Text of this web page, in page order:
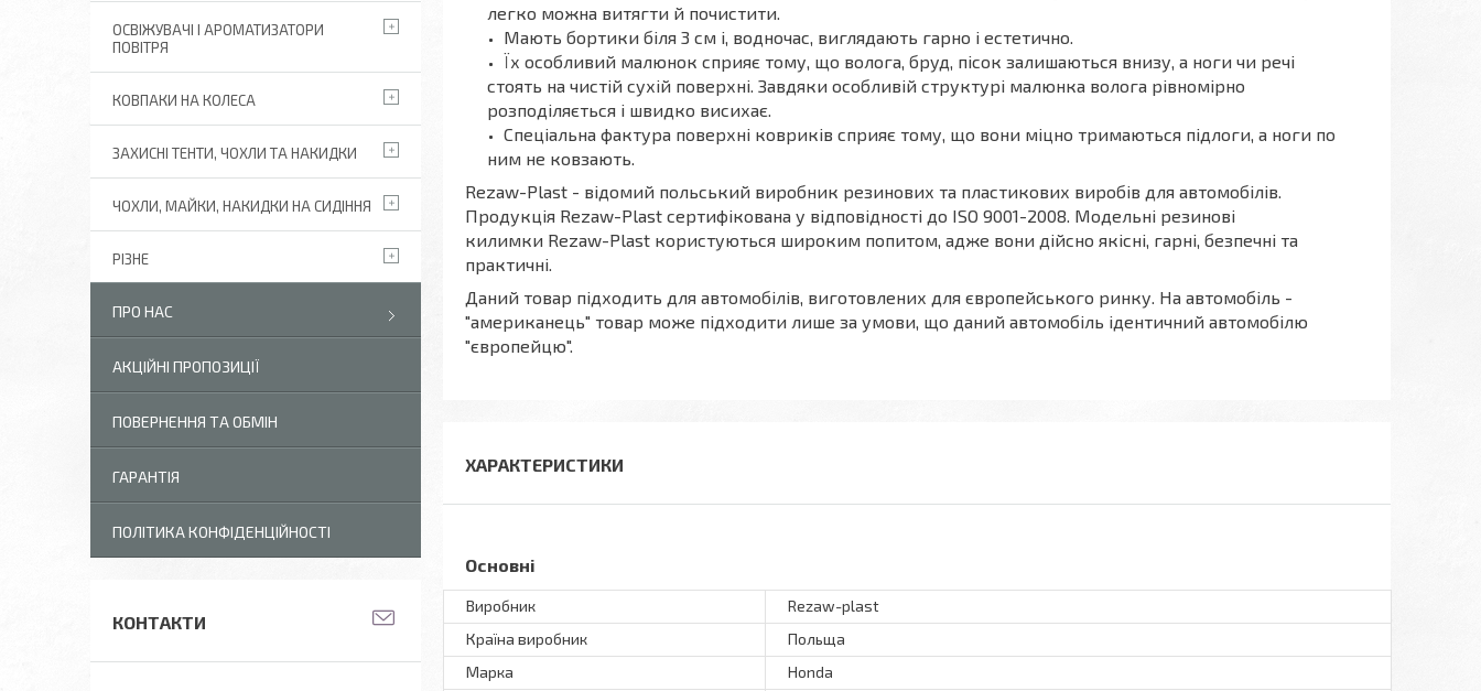
легко можна витягти й почистити.
Мають бортики біля 3 см і, водночас, виглядають гарно і естетично.
Їх особливий малюнок сприяє тому, що волога, бруд, пісок залишаються внизу, а ноги чи речі
стоять на чистій сухій поверхні. Завдяки особливій структурі малюнка волога рівномірно
розподіляється і швидко висихає.
Спеціальна фактура поверхні ковриків сприяє тому, що вони міцно тримаються підлоги, а ноги по
ним не ковзають.
Rezaw-Plast - відомий польський виробник резинових та пластикових виробів для автомобілів.
Продукція Rezaw-Plast сертифікована у відповідності до ISO 9001-2008. Модельні резинові
килимки Rezaw-Plast користуються широким попитом, адже вони дійсно якісні, гарні, безпечні та
практичні.
Даний товар підходить для автомобілів, виготовлених для європейського ринку. На автомобіль -
"американець" товар може підходити лише за умови, що даний автомобіль ідентичний автомобілю
"європейцю".
ХАРАКТЕРИСТИКИ
Основні
Виробник
Rezaw-plast
Країна виробник
Польща
Марка
Honda
ОСВІЖУВАЧІ І АРОМАТИЗАТОРИ
ПОВІТРЯ
КОВПАКИ НА КОЛЕСА
ЗАХИСНІ ТЕНТИ, ЧОХЛИ ТА НАКИДКИ
ЧОХЛИ, МАЙКИ, НАКИДКИ НА СИДІННЯ
РІЗНЕ
ПРО НАС
АКЦІЙНІ ПРОПОЗИЦІЇ
ПОВЕРНЕННЯ ТА ОБМІН
ГАРАНТІЯ
ПОЛІТИКА КОНФІДЕНЦІЙНОСТІ
КОНТАКТИ